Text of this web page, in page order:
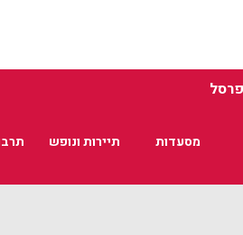
מסעדות תיירות ונופש